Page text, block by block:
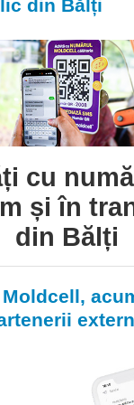
din Bălți
cu
și în
din Bălți
Moldcell,